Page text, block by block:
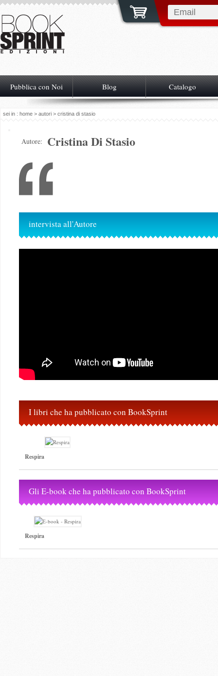
Pubblica con Noi Blog Catalogo
sei in : home > autori > cristina di stasio
Autore: Cristina Di Stasio
intervista all'Autore
I libri che ha pubblicato con BookSprint
Respira
Gli E-book che ha pubblicato con BookSprint
Respira